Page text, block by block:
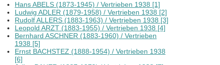
Hans ABELS (1873-1945) / Vertrieben 1938 [1]
Ludwig ADLER (1879-1958) / Vertrieben 1938 [2]
Rudolf ALLERS (1883-1963) / Vertrieben 1938 [3]
Leopold ARZT (1883-1955) / Vertrieben 1938 [4]
Bernhard ASCHNER (1883-1960) / Vertrieben
1938 [5]
Ernst BACHSTEZ (1888-1954) / Vertrieben 1938
[6]